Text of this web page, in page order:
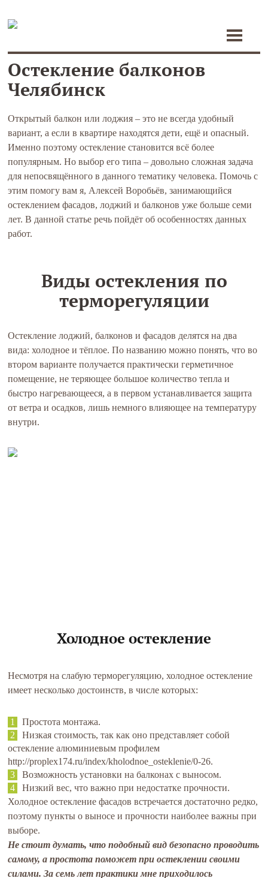
Toggle
Остекление балконов
Челябинск
Открытый балкон или лоджия – это не всегда удобный
вариант, а если в квартире находятся дети, ещё и опасный.
Именно поэтому остекление становится всё более
популярным. Но выбор его типа – довольно сложная задача
для непосвящённого в данного тематику человека. Помочь с
этим помогу вам я, Алексей Воробьёв, занимающийся
остеклением фасадов, лоджий и балконов уже больше семи
лет. В данной статье речь пойдёт об особенностях данных
работ.
Виды остекления по
терморегуляции
Остекление лоджий, балконов и фасадов делятся на два
вида: холодное и тёплое. По названию можно понять, что во
втором варианте получается практически герметичное
помещение, не теряющее большое количество тепла и
быстро нагревающееся, а в первом устанавливается защита
от ветра и осадков, лишь немного влияющее на температуру
внутри.
Холодное остекление
Несмотря на слабую терморегуляцию, холодное остекление
имеет несколько достоинств, в числе которых:
Простота монтажа.
Низкая стоимость, так как оно представляет собой
остекление алюминиевым профилем
http://proplex174.ru/index/kholodnoe_osteklenie/0-26.
Возможность установки на балконах с выносом.
Низкий вес, что важно при недостатке прочности.
Холодное остекление фасадов встречается достаточно редко,
поэтому пункты о выносе и прочности наиболее важны при
выборе.
Не стоит думать, что подобный вид безопасно проводить
самому, а простота поможет при остеклении своими
силами. За семь лет практики мне приходилось